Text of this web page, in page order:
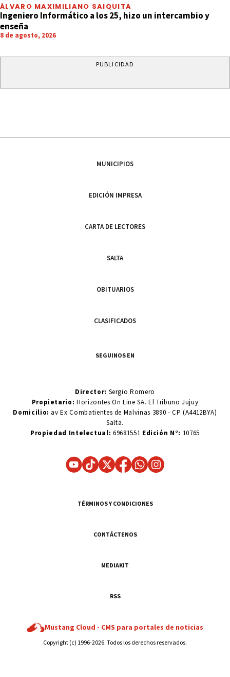
ÁLVARO MAXIMILIANO SAIQUITA
Ingeniero Informático a los 25, hizo un intercambio y
enseña
8 de agosto, 2026
PUBLICIDAD
MUNICIPIOS
EDICIÓN IMPRESA
CARTA DE LECTORES
SALTA
OBITUARIOS
CLASIFICADOS
SEGUINOS EN
Director: Sergio Romero
Propietario:Horizontes On Line SA. El Tribuno Jujuy
Domicilio: av Ex Combatientes de Malvinas 3890 - CP (A4412BYA)
Salta.
Propiedad Intelectual: 69681551 Edición N°: 10765
TÉRMINOS Y CONDICIONES
CONTÁCTENOS
MEDIAKIT
RSS
Mustang Cloud - CMS para portales de noticias
Copyright (c) 1996-2026. Todos los derechos reservados.